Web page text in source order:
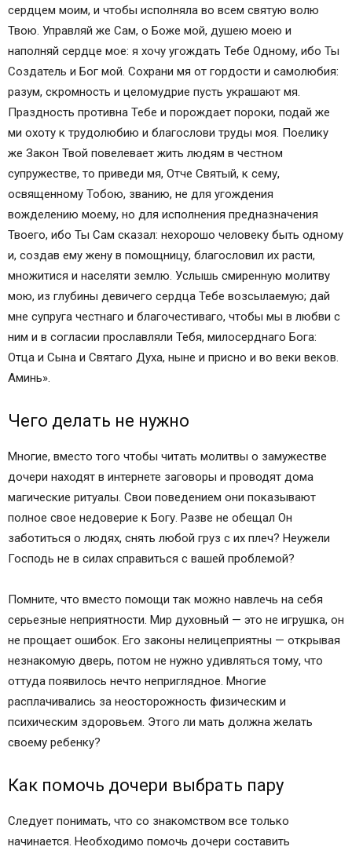
сердцем моим, и чтобы исполняла во всем святую волю
Твою. Управляй же Сам, о Боже мой, душею моею и
наполняй сердце мое: я хочу угождать Тебе Одному, ибо Ты
Создатель и Бог мой. Сохрани мя от гордости и самолюбия:
разум, скромность и целомудрие пусть украшают мя.
Праздность противна Тебе и порождает пороки, подай же
ми охоту к трудолюбию и благослови труды моя. Поелику
же Закон Твой повелевает жить людям в честном
супружестве, то приведи мя, Отче Святый, к сему,
освященному Тобою, званию, не для угождения
вожделению моему, но для исполнения предназначения
Твоего, ибо Ты Сам сказал: нехорошо человеку быть одному
и, создав ему жену в помощницу, благословил их расти,
множитися и населяти землю. Услышь смиренную молитву
мою, из глубины девичего сердца Тебе возсылаемую; дай
мне супруга честнаго и благочестиваго, чтобы мы в любви с
ним и в согласии прославляли Тебя, милосерднаго Бога:
Отца и Сына и Святаго Духа, ныне и присно и во веки веков.
Аминь».
Чего делать не нужно
Многие, вместо того чтобы читать молитвы о замужестве
дочери находят в интернете заговоры и проводят дома
магические ритуалы. Свои поведением они показывают
полное свое недоверие к Богу. Разве не обещал Он
заботиться о людях, снять любой груз с их плеч? Неужели
Господь не в силах справиться с вашей проблемой?
Помните, что вместо помощи так можно навлечь на себя
серьезные неприятности. Мир духовный — это не игрушка, он
не прощает ошибок. Его законы нелицеприятны — открывая
незнакомую дверь, потом не нужно удивляться тому, что
оттуда появилось нечто неприглядное. Многие
расплачивались за неосторожность физическим и
психическим здоровьем. Этого ли мать должна желать
своему ребенку?
Как помочь дочери выбрать пару
Следует понимать, что со знакомством все только
начинается. Необходимо помочь дочери составить